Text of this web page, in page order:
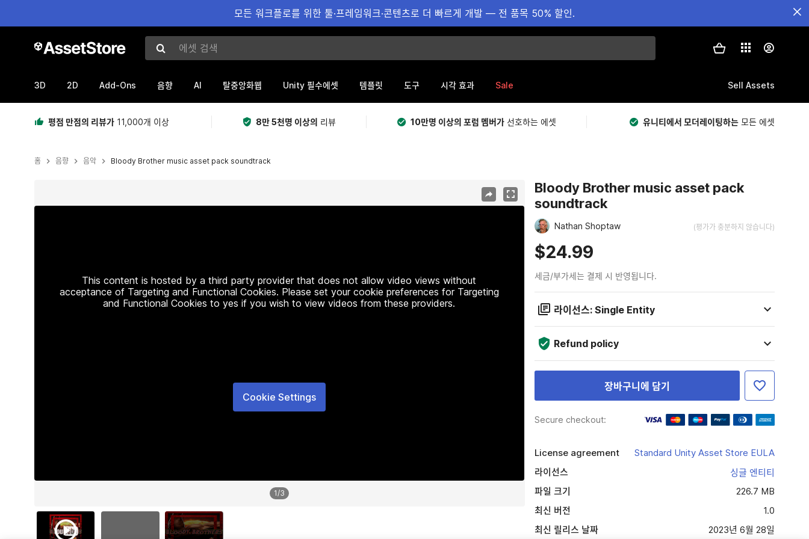
모든 워크플로를 위한 툴·프레임워크·콘텐츠로 더 빠르게 개발 — 전 품목 50% 할인.
에셋 검색
3D 2D Add-Ons 음향 AI 탈중앙화웹 Unity 필수에셋 템플릿 도구 시각 효과 Sale Sell Assets
평점 만점의 리뷰가 11,000개 이상 8만 5천명 이상의 리뷰 10만명 이상의 포럼 멤버가 선호하는 에셋 유니티에서 모더레이팅하는 모든 에셋
홈 음향 음악 Bloody Brother music asset pack soundtrack
This content is hosted by a third party provider that does not allow video views without
acceptance of Targeting and Functional Cookies. Please set your cookie preferences for Targeting
and Functional Cookies to yes if you wish to view videos from these providers.
Cookie Settings
1/3
Bloody Brother music asset pack
soundtrack
Nathan Shoptaw (평가가 충분하지 않습니다)
$24.99
세금/부가세는 결제 시 반영됩니다.
라이선스: Single Entity
Refund policy
장바구니에 담기
Secure checkout:
License agreement
Standard Unity Asset Store EULA
라이선스
싱글 엔티티
파일 크기
226.7 MB
최신 버전
1.0
최신 릴리스 날짜
2023년 6월 28일